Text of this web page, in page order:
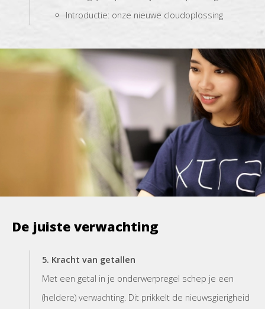
Introductie: onze nieuwe cloudoplossing
De juiste verwachting
5. Kracht van getallen
Met een getal in je onderwerpregel schep je een
(heldere) verwachting. Dit prikkelt de nieuwsgierigheid